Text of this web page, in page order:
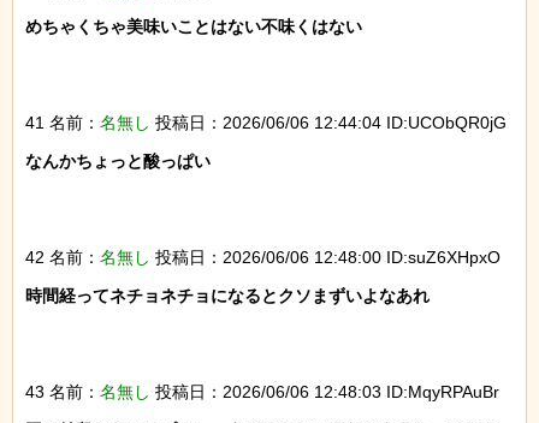
めちゃくちゃ美味いことはない不味くはない
41 名前： 名無し 投稿日：2026/06/06 12:44:04 ID:UCObQR0jG
なんかちょっと酸っぱい
42 名前： 名無し 投稿日：2026/06/06 12:48:00 ID:suZ6XHpxO
時間経ってネチョネチョになるとクソまずいよなあれ
43 名前： 名無し 投稿日：2026/06/06 12:48:03 ID:MqyRPAuBr